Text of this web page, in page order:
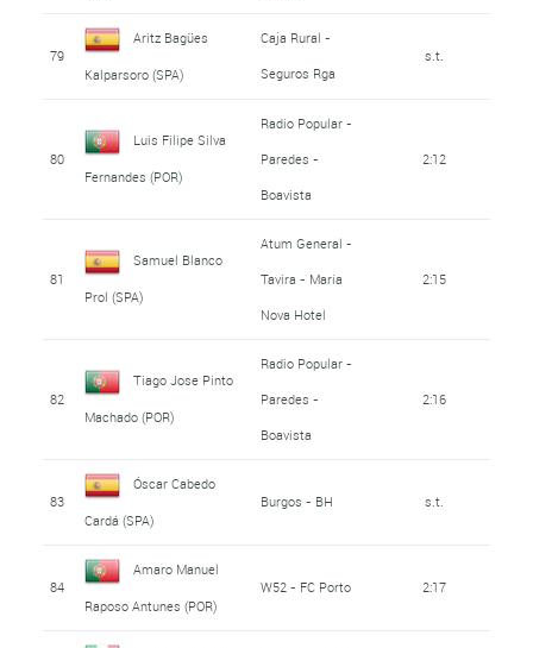
79
Aritz Bagües
Kalparsoro (SPA)
Caja Rural -
Seguros Rga
s.t.
80
Luis Filipe Silva
Fernandes (POR)
Radio Popular -
Paredes -
Boavista
2:12
81
Samuel Blanco
Prol (SPA)
Atum General -
Tavira - Maria
Nova Hotel
2:15
82
Tiago Jose Pinto
Machado (POR)
Radio Popular -
Paredes -
Boavista
2:16
83
Óscar Cabedo
Cardá (SPA)
Burgos - BH s.t.
84
Amaro Manuel
Raposo Antunes (POR)
W52 - FC Porto 2:17